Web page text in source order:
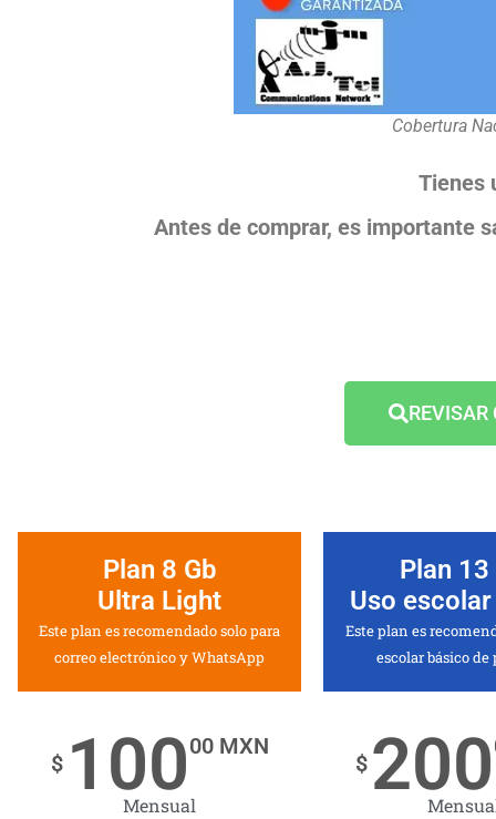
Cobertura
Tienes
Antes de comprar, es importante
REVISAR
Plan 8 Gb
Ultra Light
Este plan es recomendado solo para
correo electrónico y WhatsApp
$ 10000 MXN
Mensual
Plan 13
Uso
Este plan es
escolar básico
$ 200